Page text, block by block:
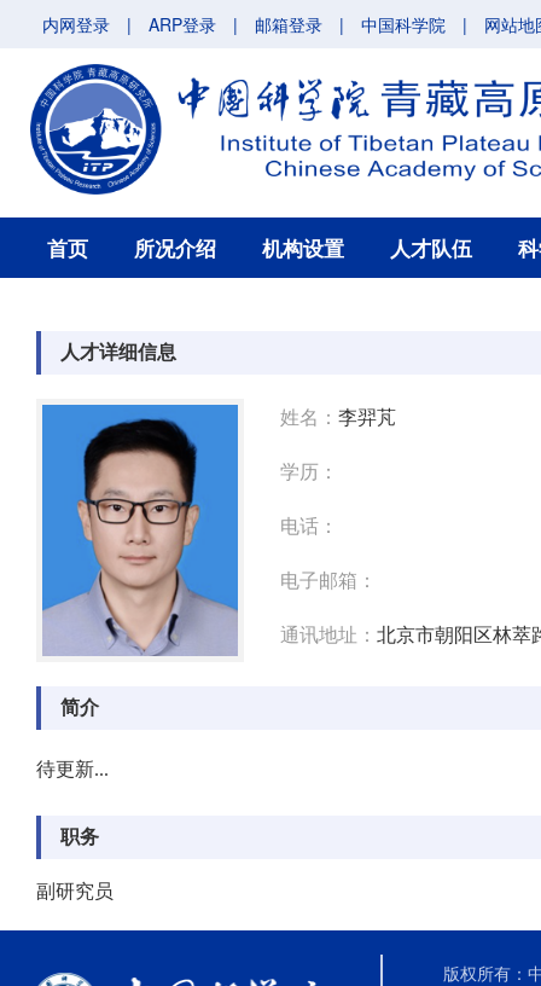
内网登录 | ARP登录 | 邮箱登录 | 中国科学院 | 网站地
首页 所况介绍 机构设置 人才队伍
人才详细信息
姓名： 李羿芃
学历：
电话：
电子邮箱：
通讯地址： 北京市朝阳区林萃
简介
待更新...
职务
副研究员
版权所有：